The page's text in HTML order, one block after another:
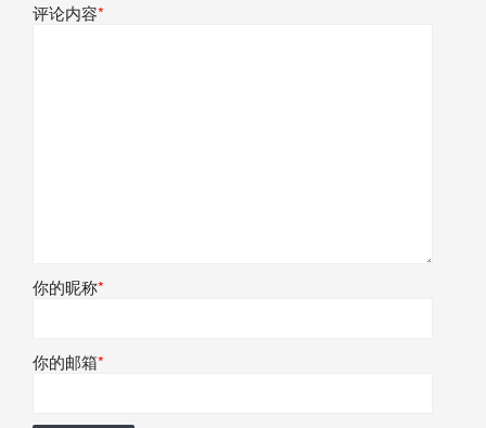
评论内容*
你的昵称*
你的邮箱*